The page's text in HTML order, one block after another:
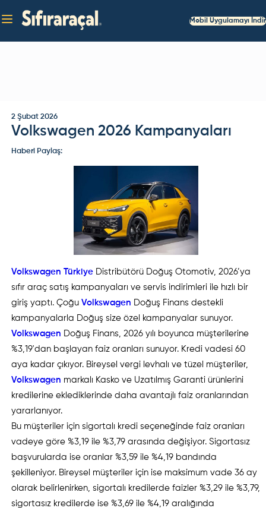
Mobil Uygulamayı İndir
2 Şubat 2026
Volkswagen 2026 Kampanyaları
Haberi Paylaş:
Volkswagen Türkiye Distribütörü Doğuş Otomotiv, 2026’ya
sıfır araç satış kampanyaları ve servis indirimleri ile hızlı bir
giriş yaptı. ÇoğuVolkswagen Doğuş Finans destekli
kampanyalarla Doğuş size özel kampanyalar sunuyor.
Volkswagen Doğuş Finans, 2026 yılı boyunca müşterilerine
%3,19'dan başlayan faiz oranları sunuyor. Kredi vadesi 60
aya kadar çıkıyor. Bireysel vergi levhalı ve tüzel müşteriler,
Volkswagen markalı Kasko ve Uzatılmış Garanti ürünlerini
kredilerine eklediklerinde daha avantajlı faiz oranlarından
yararlanıyor.
Bu müşteriler için sigortalı kredi seçeneğinde faiz oranları
vadeye göre %3,19 ile %3,79 arasında değişiyor. Sigortasız
başvurularda ise oranlar %3,59 ile %4,19 bandında
şekilleniyor. Bireysel müşteriler için ise maksimum vade 36 ay
olarak belirlenirken, sigortalı kredilerde faizler %3,29 ile %3,79,
sigortasız kredilerde ise %3,69 ile %4,19 aralığında